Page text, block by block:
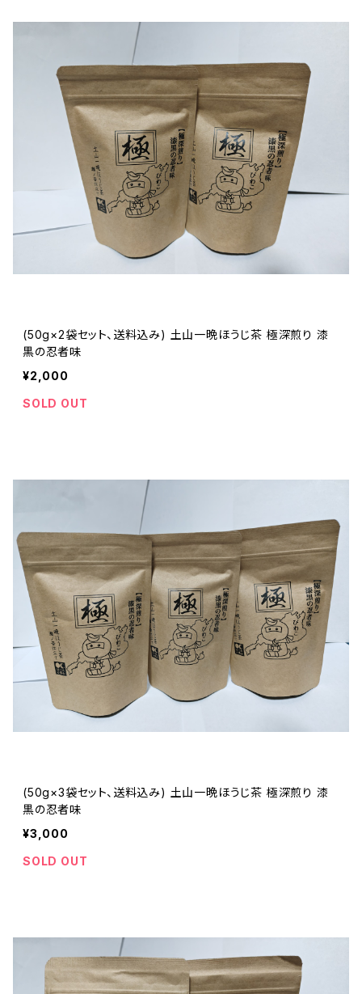
(50g×2袋セット、送料込み) 土山一晩ほうじ茶 極深煎り 漆
黒の忍者味
¥2,000
SOLD OUT
(50g×3袋セット、送料込み) 土山一晩ほうじ茶 極深煎り 漆
黒の忍者味
¥3,000
SOLD OUT